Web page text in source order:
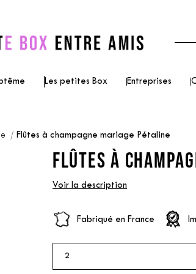
Les petites Box Entreprises
Flûtes à champagne mariage Pétaline
FLÛTES À
Voir la description
Fabriqué en France